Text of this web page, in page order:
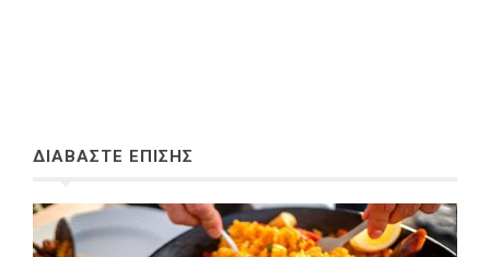
ΔΙΑΒΑΣΤΕ ΕΠΙΣΗΣ